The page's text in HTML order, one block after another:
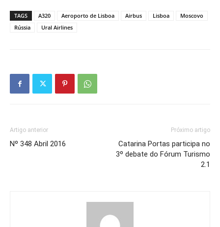
TAGS A320 Aeroporto de Lisboa Airbus Lisboa
Moscovo
Rússia
Ural Airlines
Artigo anterior
Nº 348 Abril 2016
Próximo artigo
Catarina Portas participa no
3º debate do Fórum Turismo
2.1